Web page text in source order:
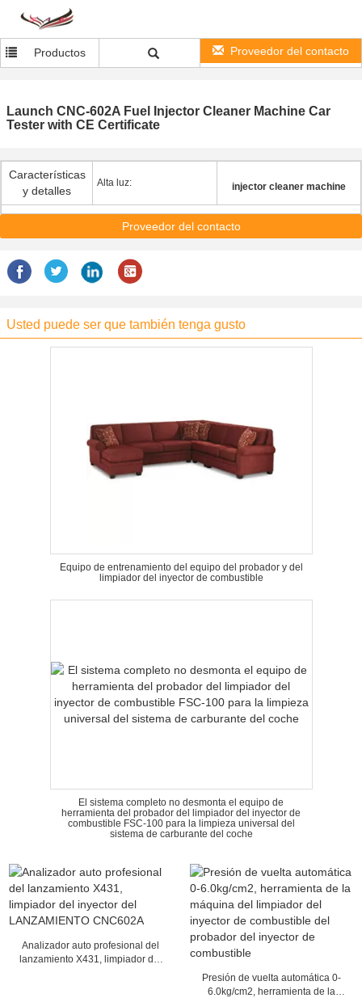
Productos Proveedor del contacto
Launch CNC-602A Fuel Injector Cleaner Machine Car
Tester with CE Certificate
Características
y detalles
Alta luz: injector cleaner machine
Proveedor del contacto
Usted puede ser que también tenga gusto
Equipo de entrenamiento del equipo del probador y del
limpiador del inyector de combustible
El sistema completo no desmonta el equipo de
herramienta del probador del limpiador del inyector de
combustible FSC-100 para la limpieza universal del
sistema de carburante del coche
Analizador auto profesional del
lanzamiento X431, limpiador del
Presión de vuelta automática 0-
6.0kg/cm2, herramienta de la